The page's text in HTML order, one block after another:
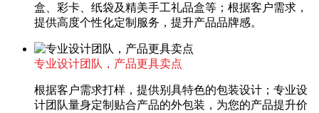
盒、彩卡、纸袋及精美手工礼品盒等；根据客户需求，
提供高度个性化定制服务，提升产品品牌感。
专业设计团队，产品更具卖点
根据客户需求打样，提供别具特色的包装设计；专业设
计团队量身定制贴合产品的外包装，为您的产品提升价